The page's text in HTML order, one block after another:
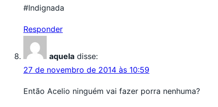
#Indignada
Responder
aquela disse:
27 de novembro de 2014 às 10:59
Então Acelio ninguém vai fazer porra nenhuma?